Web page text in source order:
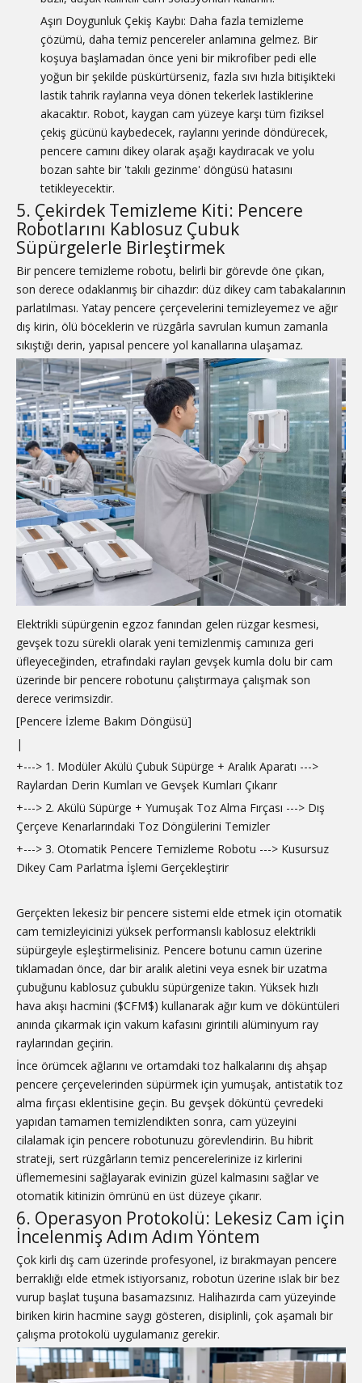
Aşırı Doygunluk Çekiş Kaybı: Daha fazla temizleme
çözümü, daha temiz pencereler anlamına gelmez. Bir
koşuya başlamadan önce yeni bir mikrofiber pedi elle
yoğun bir şekilde püskürtürseniz, fazla sıvı hızla bitişikteki
lastik tahrik raylarına veya dönen tekerlek lastiklerine
akacaktır. Robot, kaygan cam yüzeye karşı tüm fiziksel
çekiş gücünü kaybedecek, raylarını yerinde döndürecek,
pencere camını dikey olarak aşağı kaydıracak ve yolu
bozan sahte bir 'takılı gezinme' döngüsü hatasını
tetikleyecektir.
5. Çekirdek Temizleme Kiti: Pencere
Robotlarını Kablosuz Çubuk
Süpürgelerle Birleştirmek
Bir pencere temizleme robotu, belirli bir görevde öne çıkan,
son derece odaklanmış bir cihazdır: düz dikey cam tabakalarının
parlatılması. Yatay pencere çerçevelerini temizleyemez ve ağır
dış kirin, ölü böceklerin ve rüzgârla savrulan kumun zamanla
sıkıştığı derin, yapısal pencere yol kanallarına ulaşamaz.
Elektrikli süpürgenin egzoz fanından gelen rüzgar kesmesi,
gevşek tozu sürekli olarak yeni temizlenmiş camınıza geri
üfleyeceğinden, etrafındaki rayları gevşek kumla dolu bir cam
üzerinde bir pencere robotunu çalıştırmaya çalışmak son
derece verimsizdir.
[Pencere İzleme Bakım Döngüsü]
|
+---> 1. Modüler Akülü Çubuk Süpürge + Aralık Aparatı --->
Raylardan Derin Kumları ve Gevşek Kumları Çıkarır
+---> 2. Akülü Süpürge + Yumuşak Toz Alma Fırçası ---> Dış
Çerçeve Kenarlarındaki Toz Döngülerini Temizler
+---> 3. Otomatik Pencere Temizleme Robotu ---> Kusursuz
Dikey Cam Parlatma İşlemi Gerçekleştirir
Gerçekten lekesiz bir pencere sistemi elde etmek için otomatik
cam temizleyicinizi yüksek performanslı kablosuz elektrikli
süpürgeyle eşleştirmelisiniz. Pencere botunu camın üzerine
tıklamadan önce, dar bir aralık aletini veya esnek bir uzatma
çubuğunu kablosuz çubuklu süpürgenize takın. Yüksek hızlı
hava akışı hacmini ($CFM$) kullanarak ağır kum ve döküntüleri
anında çıkarmak için vakum kafasını girintili alüminyum ray
raylarından geçirin.
İnce örümcek ağlarını ve ortamdaki toz halkalarını dış ahşap
pencere çerçevelerinden süpürmek için yumuşak, antistatik toz
alma fırçası eklentisine geçin. Bu gevşek döküntü çevredeki
yapıdan tamamen temizlendikten sonra, cam yüzeyini
cilalamak için pencere robotunuzu görevlendirin. Bu hibrit
strateji, sert rüzgârların temiz pencerelerinize iz kirlerini
üflememesini sağlayarak evinizin güzel kalmasını sağlar ve
otomatik kitinizin ömrünü en üst düzeye çıkarır.
6. Operasyon Protokolü: Lekesiz Cam için
İncelenmiş Adım Adım Yöntem
Çok kirli dış cam üzerinde profesyonel, iz bırakmayan pencere
berraklığı elde etmek istiyorsanız, robotun üzerine ıslak bir bez
vurup başlat tuşuna basamazsınız. Halihazırda cam yüzeyinde
biriken kirin hacmine saygı gösteren, disiplinli, çok aşamalı bir
çalışma protokolü uygulamanız gerekir.